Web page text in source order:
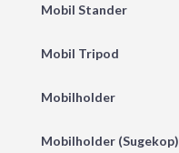
Mobil Stander
Mobil Tripod
Mobilholder
Mobilholder (Sugekop)